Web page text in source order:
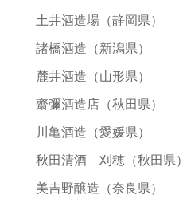
土井酒造場（静岡県）
諸橋酒造 （新潟県）
麓井酒造 （山形県）
齋彌酒造店（秋田県）
川亀酒造 （愛媛県）
秋田清酒 刈穂（秋田県）
美吉野醸造 （奈良県）